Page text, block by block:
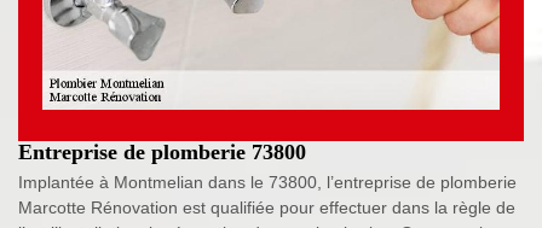
Entreprise de plomberie 73800
Implantée à Montmelian dans le 73800, l’entreprise de plomberie
Marcotte Rénovation est qualifiée pour effectuer dans la règle de